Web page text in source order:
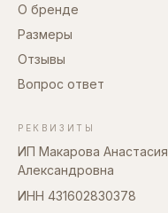
О бренде
Размеры
Отзывы
Вопрос ответ
РЕКВИЗИТЫ
ИП Макарова Анастасия
Александровна
ИНН 431602830378